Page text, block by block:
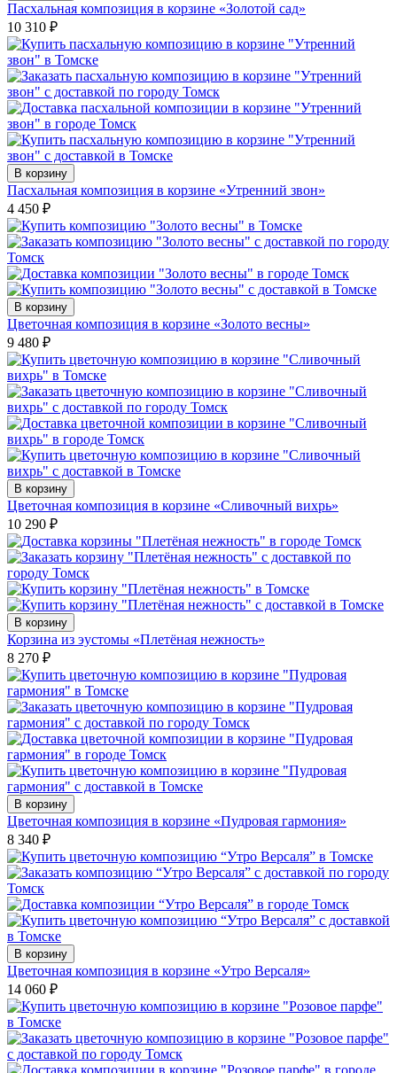
Пасхальная композиция в корзине «Золотой сад»
10 310 ₽
В корзину
Пасхальная композиция в корзине «Утренний звон»
4 450 ₽
В корзину
Цветочная композиция в корзине «Золото весны»
9 480 ₽
В корзину
Цветочная композиция в корзине «Сливочный вихрь»
10 290 ₽
В корзину
Корзина из эустомы «Плетёная нежность»
8 270 ₽
В корзину
Цветочная композиция в корзине «Пудровая гармония»
8 340 ₽
В корзину
Цветочная композиция в корзине «Утро Версаля»
14 060 ₽